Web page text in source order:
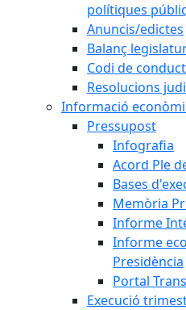
polítiques
Anuncis/edictes
Balanç
Codi de
Resolucions
Informació
Pressupost
Infografia
Acord Ple
Bases
Memòria
Informe
Informe
Presidència
Portal
Execució